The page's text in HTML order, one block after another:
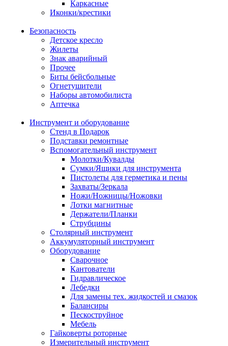
Каркасные
Иконки/крестики
Безопасность
Детское кресло
Жилеты
Знак аварийный
Прочее
Биты бейсбольные
Огнетушители
Наборы автомобилиста
Аптечка
Инструмент и оборудование
Стенд в Подарок
Подставки ремонтные
Вспомогательный инструмент
Молотки/Кувалды
Сумки/Ящики для инструмента
Пистолеты для герметика и пены
Захваты/Зеркала
Ножи/Ножницы/Ножовки
Лотки магнитные
Держатели/Планки
Струбцины
Столярный инструмент
Аккумуляторный инструмент
Оборудование
Сварочное
Кантователи
Гидравлическое
Лебедки
Для замены тех. жидкостей и смазок
Балансиры
Пескоструйное
Мебель
Гайковерты роторные
Измерительный инструмент